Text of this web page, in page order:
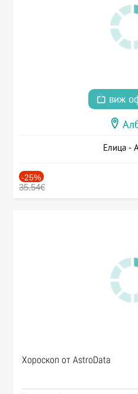
виж
Елица -
-25%
35.54€
Хороскоп от AstroData